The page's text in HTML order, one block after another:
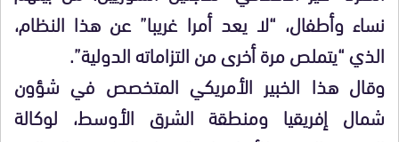
نساء وأطفال، “لا يعد أمرا غريبا” عن هذا النظام،
الذي “يتملص مرة أخرى من التزاماته الدولية”.
وقال هذا الخبير الأمريكي المتخصص في شؤون
شمال إفريقيا ومنطقة الشرق الأوسط، لوكالة